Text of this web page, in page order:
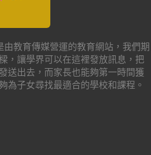
教育傳媒營運的教育網站，我們期
，讓學界可以在這裡發放訊息，把
送出去，而家長也能夠第一時間獲
為子女尋找最適合的學校和課程。